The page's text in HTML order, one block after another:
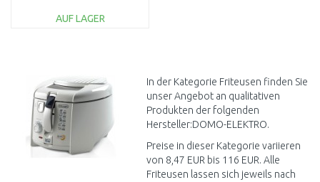
AUF LAGER
Vergleichen
In der Kategorie Friteusen finden Sie
unser Angebot an qualitativen
Produkten der folgenden
Hersteller:DOMO-ELEKTRO.
Preise in dieser Kategorie variieren
von 8,47 EUR bis 116 EUR. Alle
Friteusen lassen sich jeweils nach